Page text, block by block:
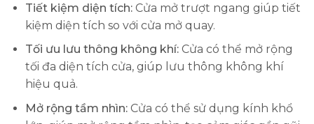
Tiết kiệm diện tích:Cửa mở trượt ngang giúp tiết
kiệm diện tích so với cửa mở quay.
Tối ưu lưu thông không khí:Cửa có thể mở rộng
tối đa diện tích cửa, giúp lưu thông không khí
hiệu quả.
Mở rộng tầm nhìn:Cửa có thể sử dụng kính khổ